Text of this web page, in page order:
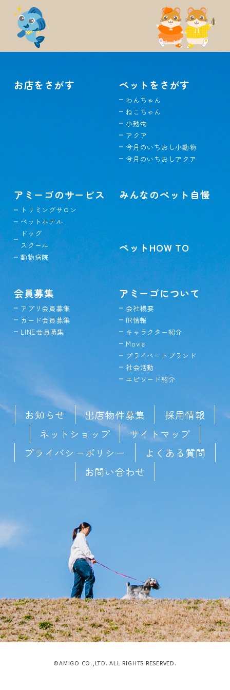
お店をさがす ペットをさがす
わんちゃん
ねこちゃん
小動物
アクア
今月のいちおし小動物
今月のいちおしアクア
アミーゴのサービス
トリミングサロン
ペットホテル
ドッグ
スクール
動物病院
みんなのペット自慢
ペットHOW TO
会員募集
アプリ会員募集
カード会員募集
LINE会員募集
アミーゴについて
会社概要
IR情報
キャラクター紹介
Movie
プライベートブランド
社会活動
エピソード紹介
お知らせ 出店物件募集
採用情報
ネットショップ
サイトマップ
プライバシーポリシー
よくある質問
お問い合わせ
©AMIGO CO.,LTD. ALL RIGHTS RESERVED.